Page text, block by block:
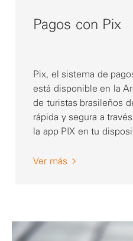
Pagos con Pix
Pix, el sistema de
está disponible en la
de turistas brasileños
rápida y segura a
la app PIX en tu
Ver más